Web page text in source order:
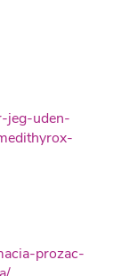
jeg-uden-
prozac-